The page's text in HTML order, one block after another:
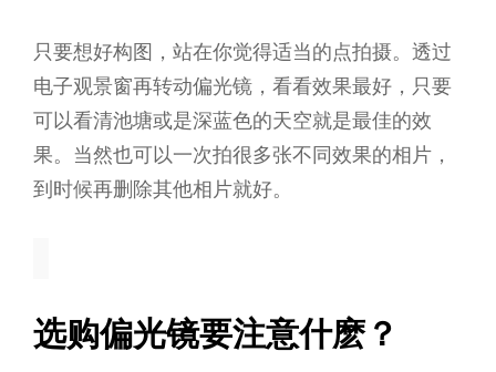
只要想好构图，站在你觉得适当的点拍摄。透过
电子观景窗再转动偏光镜，看看效果最好，只要
可以看清池塘或是深蓝色的天空就是最佳的效
果。当然也可以一次拍很多张不同效果的相片，
到时候再删除其他相片就好。
选购偏光镜要注意什麽？